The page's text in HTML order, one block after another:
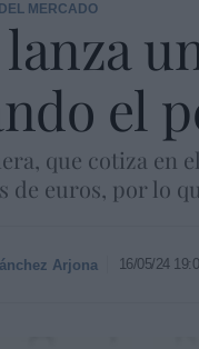
MERCADO
lanza
el
que cotiza en
de euros, por lo
Arjona 16/05/24